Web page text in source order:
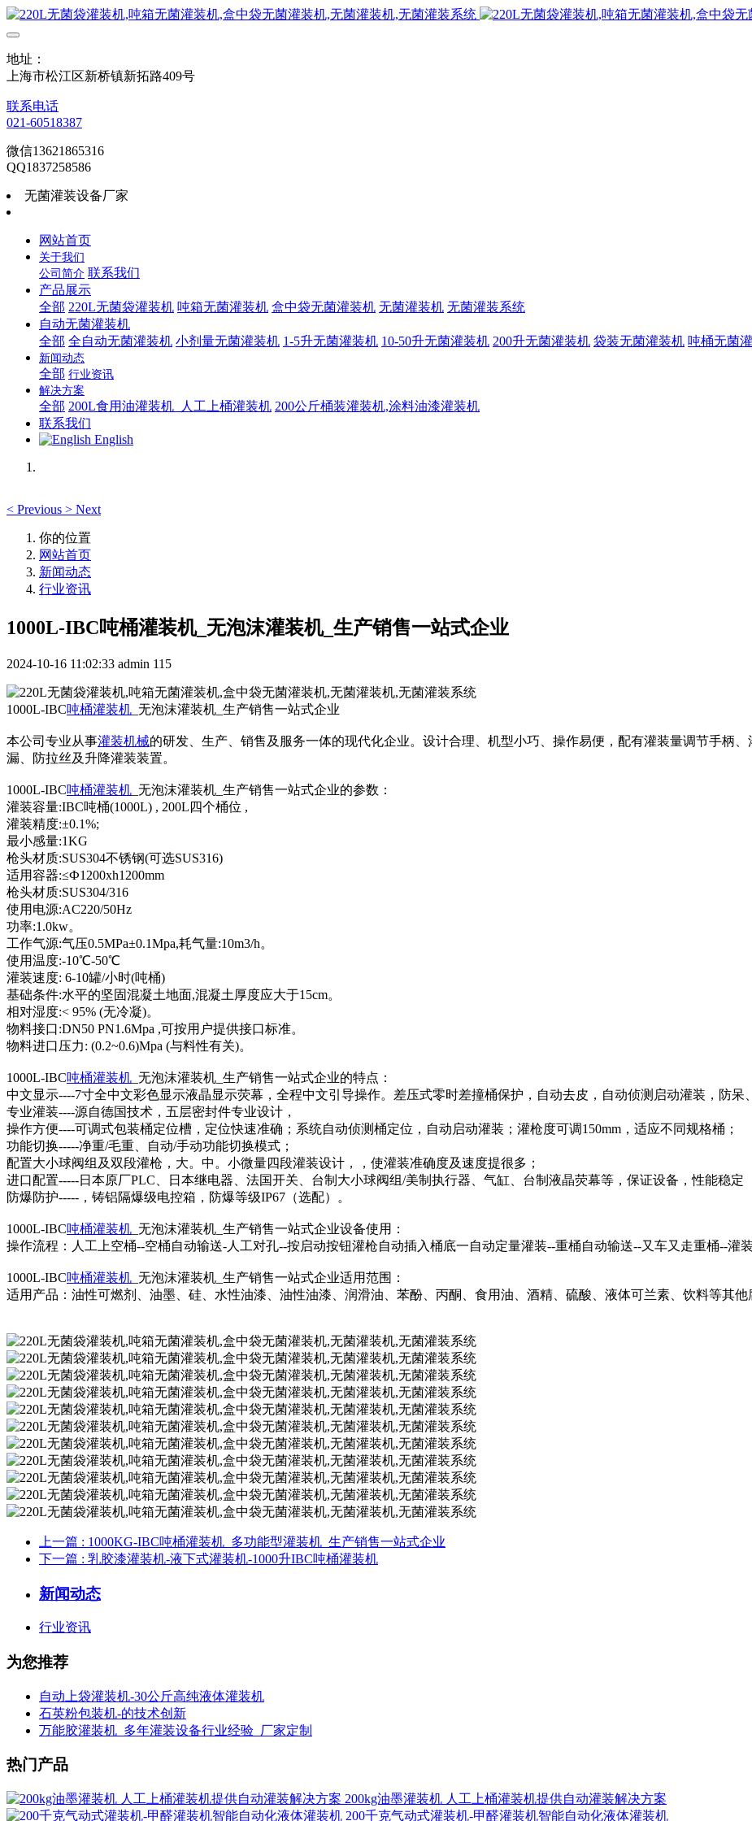
地址：
上海市松江区新桥镇新拓路409号
联系电话
021-60518387
微信13621865316
QQ1837258586
无菌灌装设备厂家
网站首页
关于我们
公司简介 联系我们
产品展示
全部 220L无菌袋灌装机 吨箱无菌灌装机 盒中袋无菌灌装机 无菌灌装机 无菌灌装系统
自动无菌灌装机
全部 全自动无菌灌装机 小剂量无菌灌装机 1-5升无菌灌装机 10-50升无菌灌装机 200升无菌灌装机 袋装无菌灌装机 吨桶无菌
新闻动态
全部 行业资讯
解决方案
全部 200L食用油灌装机_人工上桶灌装机 200公斤桶装灌装机,涂料油漆灌装机
联系我们
English
< Previous > Next
你的位置
网站首页
新闻动态
行业资讯
1000L-IBC吨桶灌装机_无泡沫灌装机_生产销售一站式企业
2024-10-16 11:02:33 admin 115
1000L-IBC吨桶灌装机 _无泡沫灌装机_生产销售一站式企业
本公司专业从事灌装机械的研发、生产、销售及服务一体的现代化企业。设计合理、机型小巧、操作易便，配有灌装量调节手柄
漏、防拉丝及升降灌装装置。
1000L-IBC吨桶灌装机 _无泡沫灌装机_生产销售一站式企业的参数：
灌装容量:IBC吨桶(1000L) , 200L四个桶位 ,
灌装精度:±0.1%;
最小感量:1KG
枪头材质:SUS304不锈钢(可选SUS316)
适用容器:≤Ф1200xh1200mm
枪头材质:SUS304/316
使用电源:AC220/50Hz
功率:1.0kw。
工作气源:气压0.5MPa±0.1Mpa,耗气量:10m3/h。
使用温度:-10℃-50℃
灌装速度: 6-10罐/小时(吨桶)
基础条件:水平的坚固混凝土地面,混凝土厚度应大于15cm。
相对湿度:< 95% (无冷凝)。
物料接口:DN50 PN1.6Mpa ,可按用户提供接口标准。
物料进口压力: (0.2~0.6)Mpa (与料性有关)。
1000L-IBC吨桶灌装机 _无泡沫灌装机_生产销售一站式企业的特点：
中文显示----7寸全中文彩色显示液晶显示荧幕，全程中文引导操作。差压式零时差撞桶保护，自动去皮，自动侦测启动灌装，防呆
专业灌装----源自德国技术，五层密封件专业设计，
操作方便----可调式包装桶定位槽，定位快速准确；系统自动侦测桶定位，自动启动灌装；灌枪度可调150mm，适应不同规格桶；
功能切换-----净重/毛重、自动/手动功能切换模式；
配置大小球阀组及双段灌枪，大。中。小微量四段灌装设计，，使灌装准确度及速度提很多；
进口配置-----日本原厂PLC、日本继电器、法国开关、台制大小球阀组/美制执行器、气缸、台制液晶荧幕等，保证设备，性能稳定
防爆防护-----，铸铝隔爆级电控箱，防爆等级IP67（选配）。
1000L-IBC吨桶灌装机 _无泡沫灌装机_生产销售一站式企业设备使用：
操作流程：人工上空桶--空桶自动输送-人工对孔--按启动按钮灌枪自动插入桶底一自动定量灌装--重桶自动输送--又车又走重桶--灌装
1000L-IBC吨桶灌装机 _无泡沫灌装机_生产销售一站式企业适用范围：
适用产品：油性可燃剂、油墨、硅、水性油漆、油性油漆、润滑油、苯酚、丙酮、食用油、酒精、硫酸、液体可兰素、饮料等其他
上一篇 : 1000KG-IBC吨桶灌装机_多功能型灌装机_生产销售一站式企业
下一篇 : 乳胶漆灌装机-液下式灌装机-1000升IBC吨桶灌装机
新闻动态
行业资讯
为您推荐
自动上袋灌装机-30公斤高纯液体灌装机
石英粉包装机-的技术创新
万能胶灌装机_多年灌装设备行业经验_厂家定制
热门产品
200kg油墨灌装机 人工上桶灌装机提供自动灌装解决方案
200千克气动式灌装机-甲醛灌装机智能自动化液体灌装机